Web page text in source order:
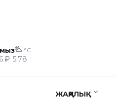
°C
5.78
ЖАҢАЛЫҚ